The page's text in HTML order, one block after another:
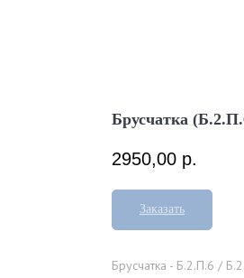
Брусчатка
2950,00 р.
Заказать
Брусчатка - Б.2.П.6 /